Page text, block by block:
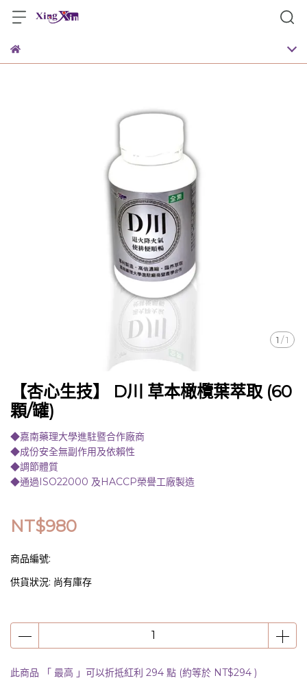
1 /1
【杏心生技】 D川 草本橄欖葉萃取 (60
顆/罐)
◆嘉南藥理大學進駐暨合作廠商
◆成份安全無副作用及依賴性
◆調節體質
◆通過ISO22000 及HACCP榮譽工廠製造
NT$980
商品編號:
供貨狀況: 尚有庫存
此商品 「 最高 」可以折抵紅利 294 點 (約等於 NT$294 )